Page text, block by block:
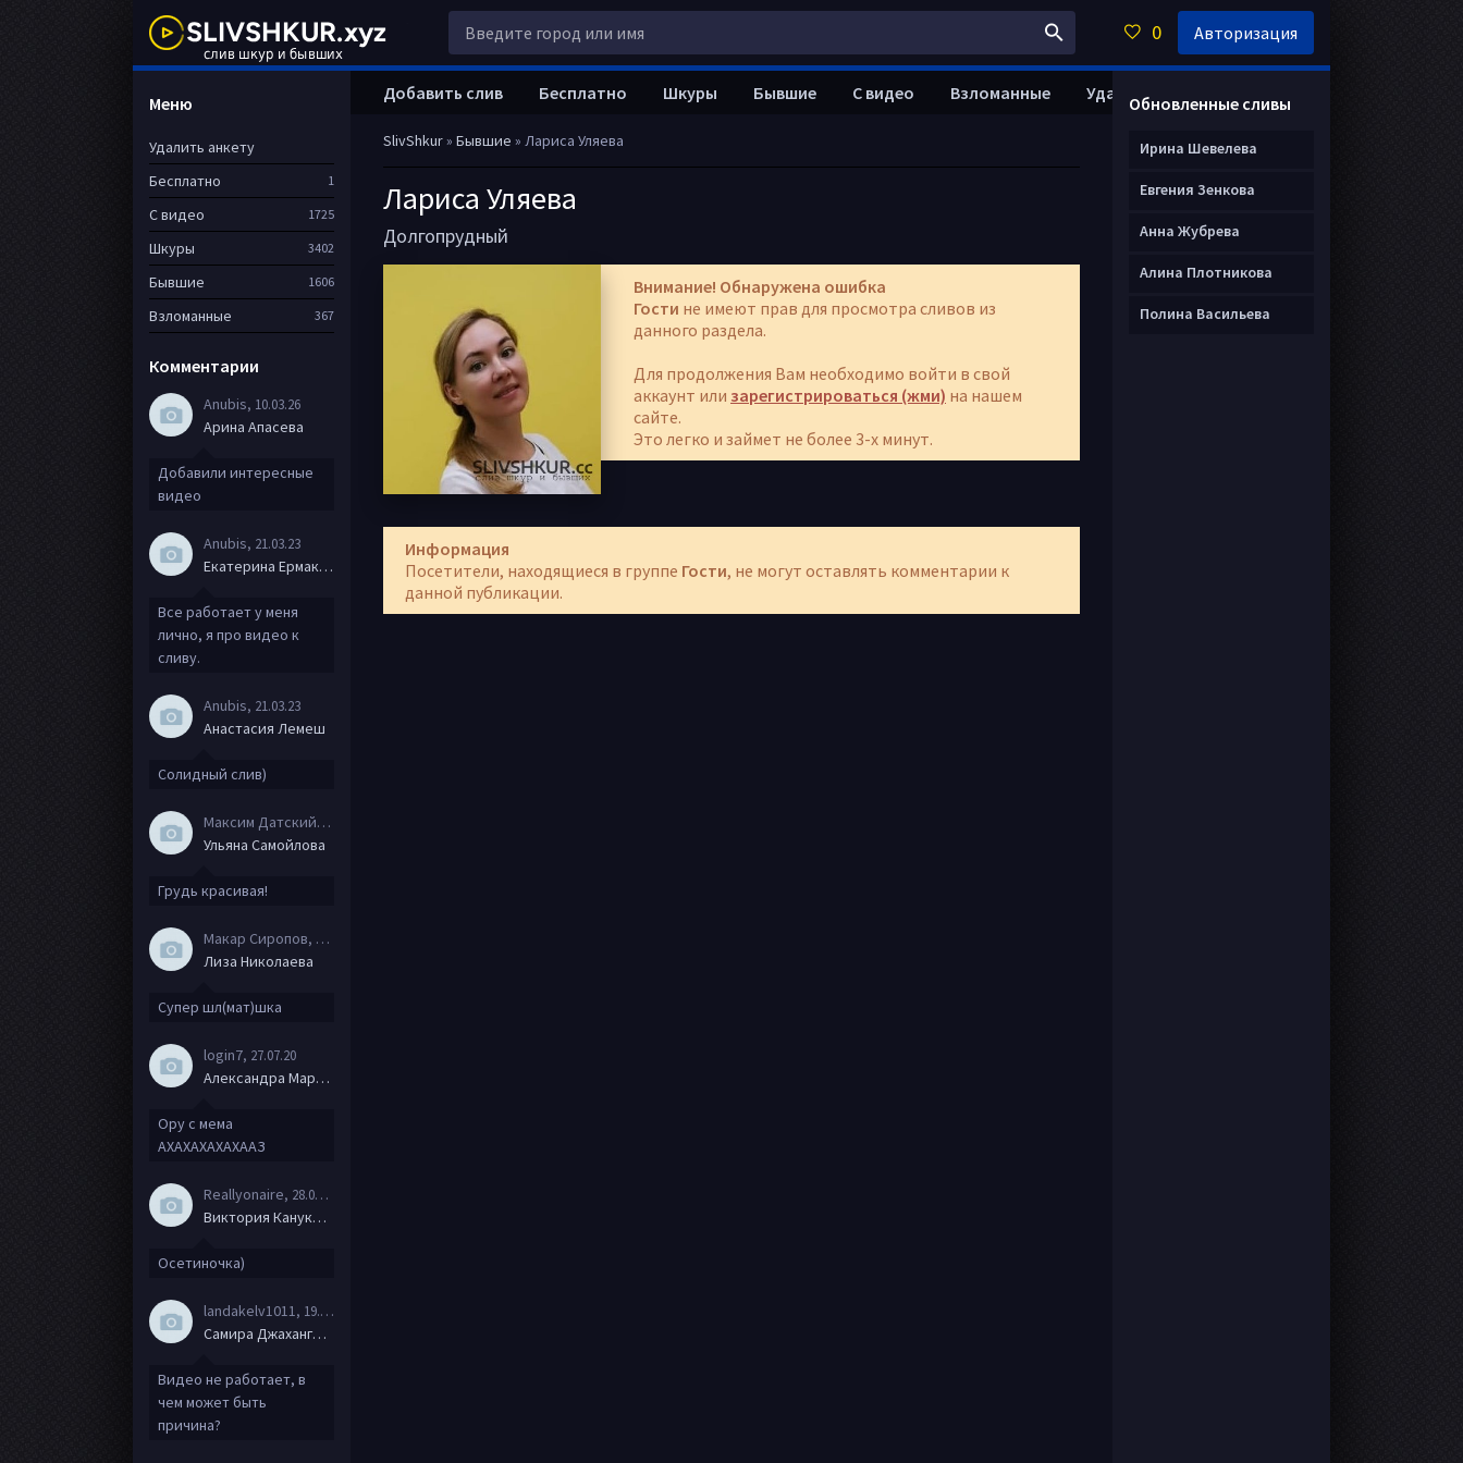
SlivShkur» Бывшие » Лариса Уляева
Лариса Уляева
Долгопрудный
Внимание! Обнаружена ошибка
Гости не имеют прав для просмотра сливов из
данного раздела.
Для продолжения Вам необходимо войти в свой
аккаунт или зарегистрироваться (жми) на нашем
сайте.
Это легко и займет не более 3-х минут.
Информация
Посетители, находящиеся в группе Гости, не могут оставлять комментарии к
данной публикации.
Добавить слив Бесплатно Шкуры Бывшие С видео Взломанные Удалить анкету
Меню
Удалить анкету
Бесплатно
1
С видео 1725
Шкуры 3402
Бывшие 1606
Взломанные 367
Комментарии
Anubis, 10.03.26
Арина Апасева
Добавили интересные
видео
Anubis, 21.03.23
Екатерина Ермакова
Все работает у меня
лично, я про видео к
сливу.
Anubis, 21.03.23
Анастасия Лемеш
Солидный слив)
Максим Датский
, 15.08.20
Ульяна Самойлова
Грудь красивая!
Макар Сиропов, 08.08.20
Лиза Николаева
Супер шл(мат)шка
login7, 27.07.20
Александра Маркова
Ору с мема
АХАХАХАХАХААЗ
Reallyonaire, 28.06.20
Виктория Канукова
Осетиночка)
landakelv1011 , 19.06.20
Самира Джахангирова
Видео не работает, в
чем может быть
причина?
Обновленные сливы
Ирина Шевелева
Евгения Зенкова
Анна Жубрева
Алина Плотникова
Полина Васильева
0 Авторизация